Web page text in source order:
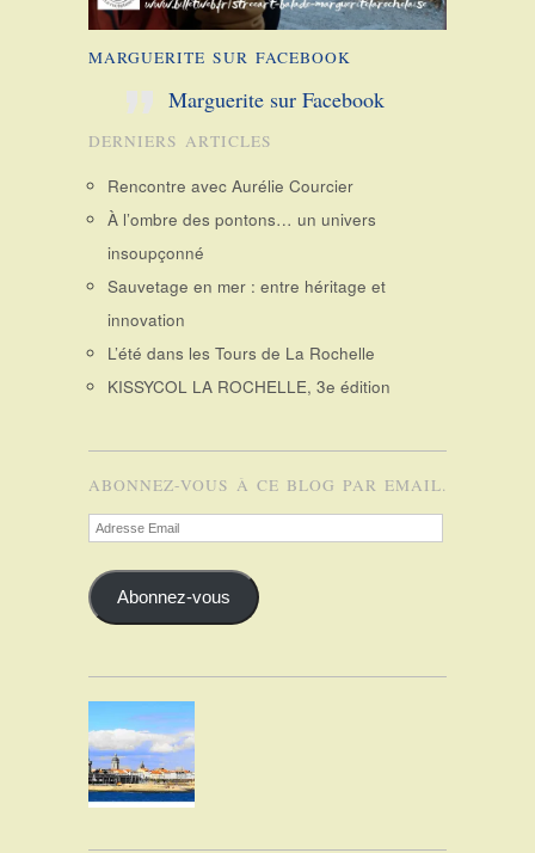
MARGUERITE SUR FACEBOOK
Marguerite sur Facebook
DERNIERS ARTICLES
Rencontre avec Aurélie Courcier
À l’ombre des pontons… un univers
insoupçonné
Sauvetage en mer : entre héritage et
innovation
L’été dans les Tours de La Rochelle
KISSYCOL LA ROCHELLE, 3e édition
ABONNEZ-VOUS À CE BLOG PAR EMAIL.
Adresse
Email
Abonnez-vous